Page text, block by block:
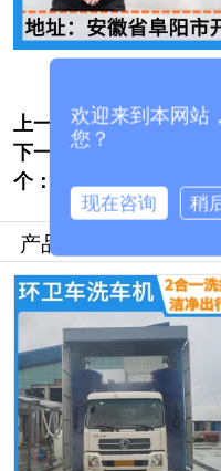
上一个: 大型货车洗车
茂鑫晟]
下一
个：
大货车自动洗
[隆茂鑫晟]
产品推荐
欢迎来到本网站
您？
现在咨询 稍